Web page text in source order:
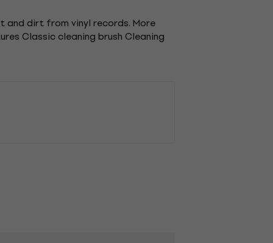
dirt from vinyl records. More
Classic cleaning brush Cleaning